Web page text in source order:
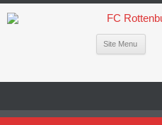
Site Menu